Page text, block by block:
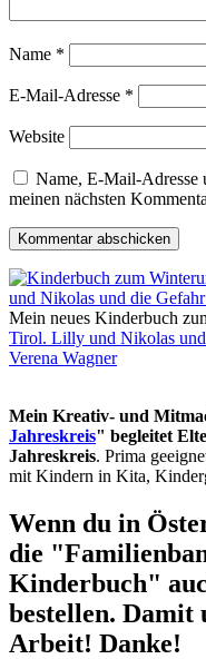
Name *
E-Mail-Adresse *
Website
Name, E-Mail-Adresse
meinen nächsten
Mein neues Kinderbuch
Tirol. Lilly und Nikolas
Verena Wagner
Mein Kreativ- und
Jahreskreis" begleitet
Jahreskreis. Prima
mit Kindern in Kita,
Wenn du in
die
Kinderbuch"
bestellen. Damit
Arbeit! Danke!